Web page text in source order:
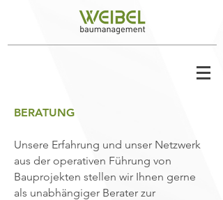
BERATUNG
Unsere Erfahrung und unser Netzwerk
aus der operativen Führung von
Bauprojekten stellen wir Ihnen gerne
als unabhängiger Berater zur